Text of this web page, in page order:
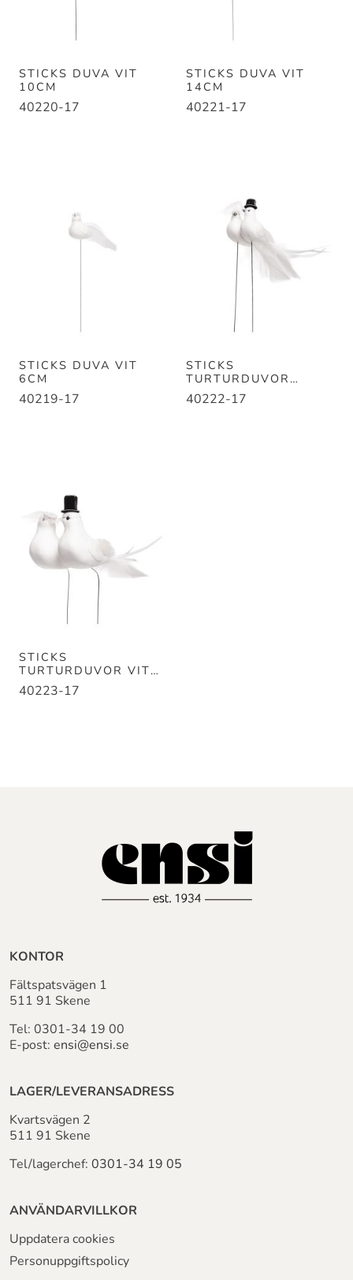
STICKS DUVA VIT
10CM
40220-17
STICKS DUVA VIT
14CM
40221-17
STICKS DUVA VIT
6CM
40219-17
STICKS
TURTURDUVOR
13,5CM VIT
40222-17
STICKS
TURTURDUVOR VIT
18CM
40223-17
KONTOR
Fältspatsvägen 1
511 91 Skene
Tel: 0301-34 19 00
E-post: ensi@ensi.se
LAGER/LEVERANSADRESS
Kvartsvägen 2
511 91 Skene
Tel/lagerchef: 0301-34 19 05
ANVÄNDARVILLKOR
Uppdatera cookies
Personuppgiftspolicy